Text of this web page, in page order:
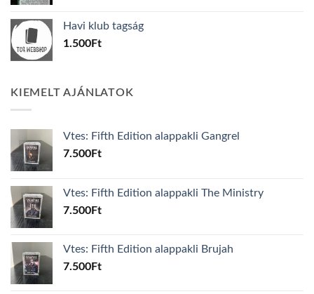
600Ft.100Ft.
Havi klub tagság
1.500Ft
KIEMELT AJÁNLATOK
Vtes: Fifth Edition alappakli Gangrel
7.500Ft
Vtes: Fifth Edition alappakli The Ministry
7.500Ft
Vtes: Fifth Edition alappakli Brujah
7.500Ft